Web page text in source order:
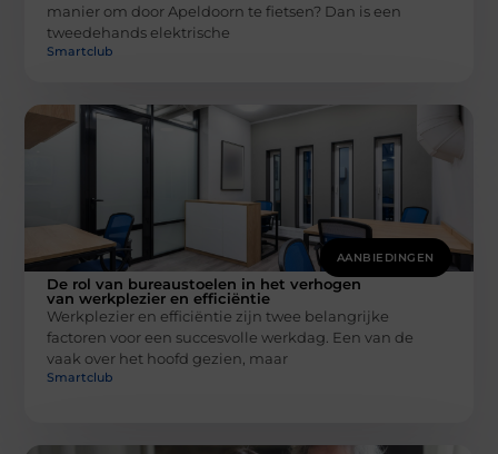
manier om door Apeldoorn te fietsen? Dan is een
tweedehands elektrische
Smartclub
AANBIEDINGEN
De rol van bureaustoelen in het verhogen
van werkplezier en efficiëntie
Werkplezier en efficiëntie zijn twee belangrijke
factoren voor een succesvolle werkdag. Een van de
vaak over het hoofd gezien, maar
Smartclub